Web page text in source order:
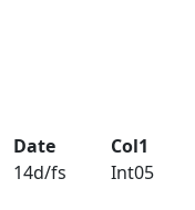
Date
14d/fs
Col1
Int05